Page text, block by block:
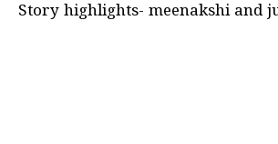
Story highlights- meenakshi and